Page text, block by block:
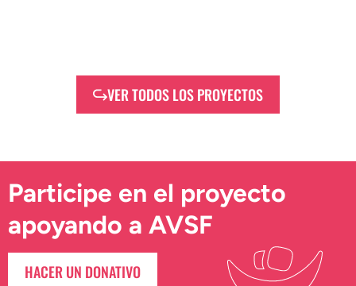
VER TODOS LOS PROYECTOS
Participe en el proyecto
apoyando a AVSF
HACER UN DONATIVO